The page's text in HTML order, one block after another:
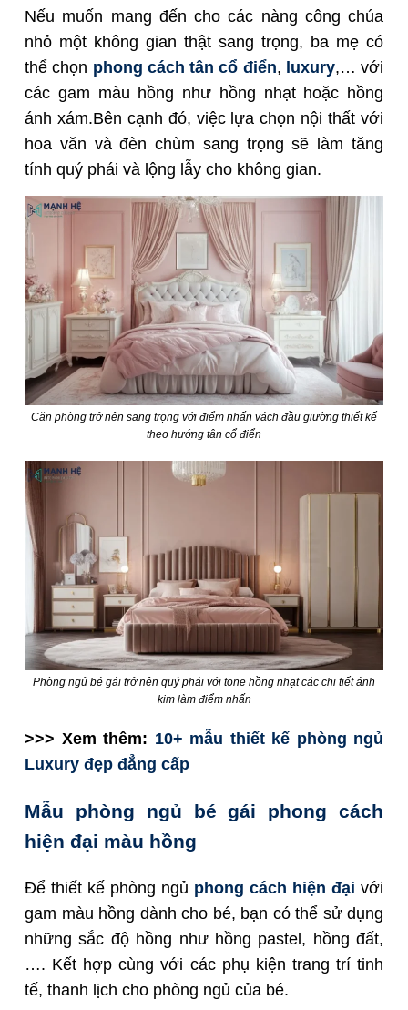
Nếu muốn mang đến cho các nàng công chúa
nhỏ một không gian thật sang trọng, ba mẹ có
thể chọn phong cách tân cổ điển, luxury,… với
các gam màu hồng như hồng nhạt hoặc hồng
ánh xám.Bên cạnh đó, việc lựa chọn nội thất với
hoa văn và đèn chùm sang trọng sẽ làm tăng
tính quý phái và lộng lẫy cho không gian.
Căn phòng trở nên sang trọng với điểm nhấn vách đầu giường thiết kế
theo hướng tân cổ điển
Phòng ngủ bé gái trở nên quý phái với tone hồng nhạt các chi tiết ánh
kim làm điểm nhấn
>>> Xem thêm: 10+ mẫu thiết kế phòng ngủ
Luxury đẹp đẳng cấp
Mẫu phòng ngủ bé gái phong cách
hiện đại màu hồng
Để thiết kế phòng ngủ phong cách hiện đại với
gam màu hồng dành cho bé, bạn có thể sử dụng
những sắc độ hồng như hồng pastel, hồng đất,
…. Kết hợp cùng với các phụ kiện trang trí tinh
tế, thanh lịch cho phòng ngủ của bé.